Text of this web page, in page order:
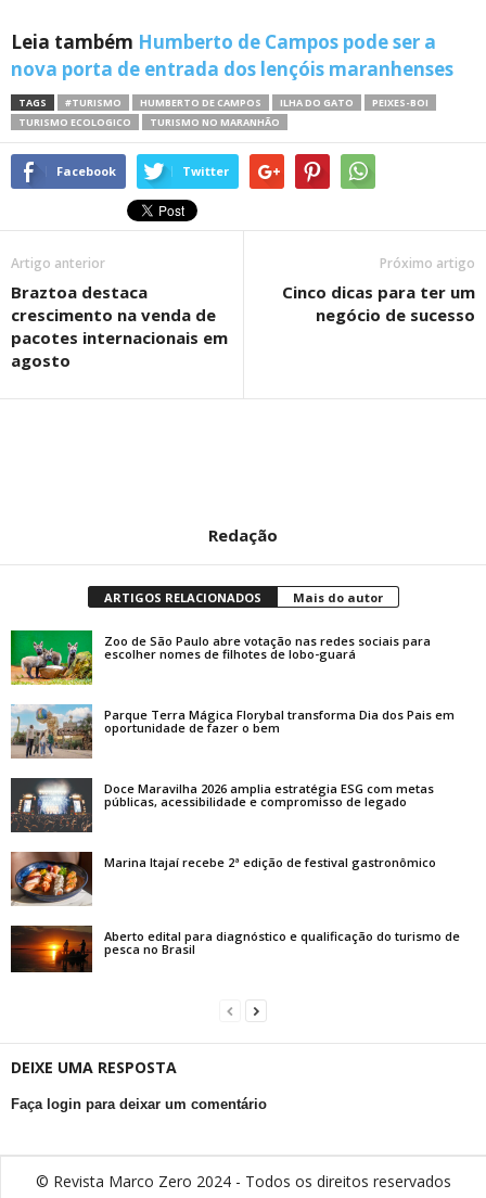
Leia também Humberto de Campos pode ser a
nova porta de entrada dos lençóis maranhenses
TAGS #TURISMO HUMBERTO DE CAMPOS ILHA DO GATO
PEIXES-BOI
TURISMO ECOLOGICO
TURISMO NO MARANHÃO
Facebook Twitter
Artigo anterior
Braztoa destaca
crescimento na venda de
pacotes internacionais em
agosto
Próximo artigo
Cinco dicas para ter um
negócio de sucesso
Redação
ARTIGOS RELACIONADOS Mais do autor
Zoo de São Paulo abre votação nas redes sociais para
escolher nomes de filhotes de lobo-guará
Parque Terra Mágica Florybal transforma Dia dos Pais em
oportunidade de fazer o bem
Doce Maravilha 2026 amplia estratégia ESG com metas
públicas, acessibilidade e compromisso de legado
Marina Itajaí recebe 2ª edição de festival gastronômico
Aberto edital para diagnóstico e qualificação do turismo de
pesca no Brasil
DEIXE UMA RESPOSTA
Faça login para deixar um comentário
© Revista Marco Zero 2024 - Todos os direitos reservados